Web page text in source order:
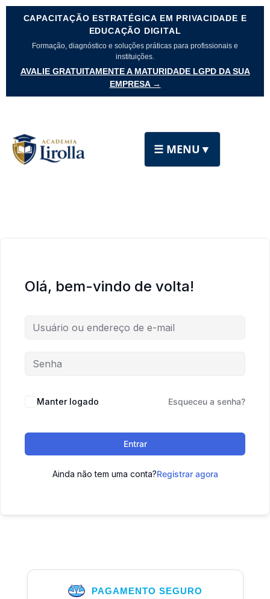
CAPACITAÇÃO ESTRATÉGICA EM PRIVACIDADE E
EDUCAÇÃO DIGITAL
Formação, diagnóstico e soluções práticas para profissionais e
instituições.
AVALIE GRATUITAMENTE A MATURIDADE LGPD DA SUA
EMPRESA →
☰ MENU ▼
Olá, bem-vindo de volta!
Manter logado Esqueceu a senha?
Entrar
Ainda não tem uma conta?Registrar agora
PAGAMENTO SEGURO